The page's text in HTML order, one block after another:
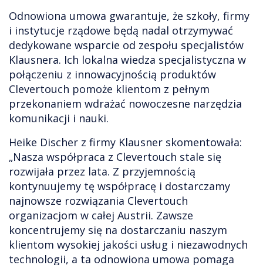
Odnowiona umowa gwarantuje, że szkoły, firmy
i instytucje rządowe będą nadal otrzymywać
dedykowane wsparcie od zespołu specjalistów
Klausnera. Ich lokalna wiedza specjalistyczna w
połączeniu z innowacyjnością produktów
Clevertouch pomoże klientom z pełnym
przekonaniem wdrażać nowoczesne narzędzia
komunikacji i nauki.
Heike Discher z firmy Klausner skomentowała:
„Nasza współpraca z Clevertouch stale się
rozwijała przez lata. Z przyjemnością
kontynuujemy tę współpracę i dostarczamy
najnowsze rozwiązania Clevertouch
organizacjom w całej Austrii. Zawsze
koncentrujemy się na dostarczaniu naszym
klientom wysokiej jakości usług i niezawodnych
technologii, a ta odnowiona umowa pomaga